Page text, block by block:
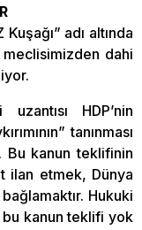
adı altında
dahi
HDP’nin
tanınması
Bu kanun teklifinin
ilan etmek, Dünya
Hukuki
bu kanun teklifi yok